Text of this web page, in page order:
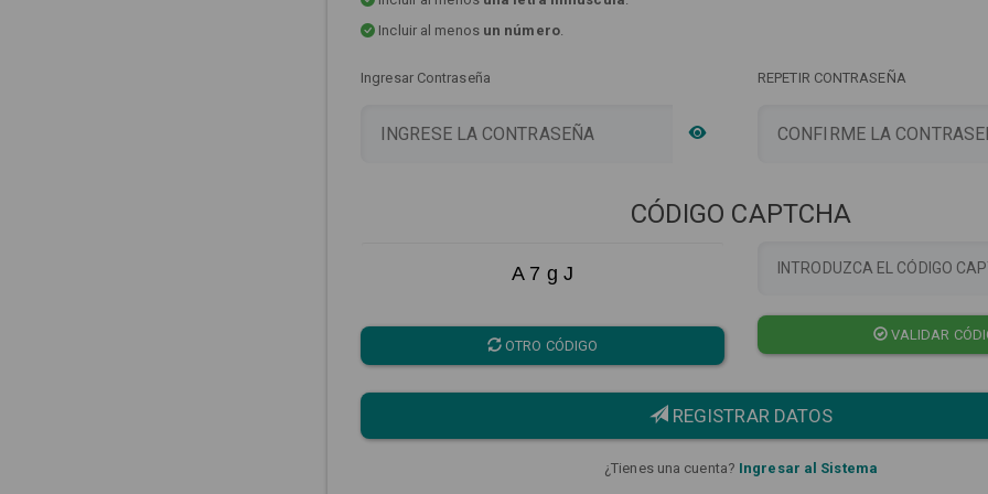
Incluir al menos un número.
Ingresar Contraseña REPETIR CONTRASEÑA
CÓDIGO CAPTCHA
A 7 g J
OTRO CÓDIGO
VALIDAR
REGISTRAR DATOS
¿Tienes una cuenta? Ingresar al Sistema